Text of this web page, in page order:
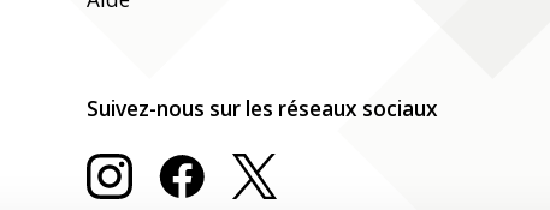
Suivez-nous sur les réseaux sociaux